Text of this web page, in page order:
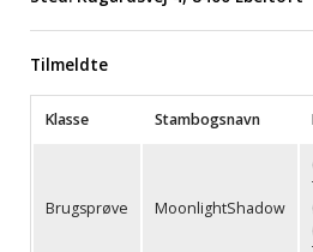
Tilmeldte
Klasse Stambogsnavn
Brugsprøve MoonlightShadow